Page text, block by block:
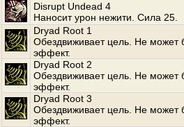
Disrupt Undead 4
Наносит урон нежити. Сила 25.
Dryad Root 1
Обездвиживает цель. Не может
эффект.
Dryad Root 2
Обездвиживает цель. Не может
эффект.
Dryad Root 3
Обездвиживает цель. Не может
эффект.